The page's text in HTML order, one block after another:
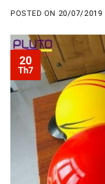
POSTED ON 20/07/2019
20
Th7